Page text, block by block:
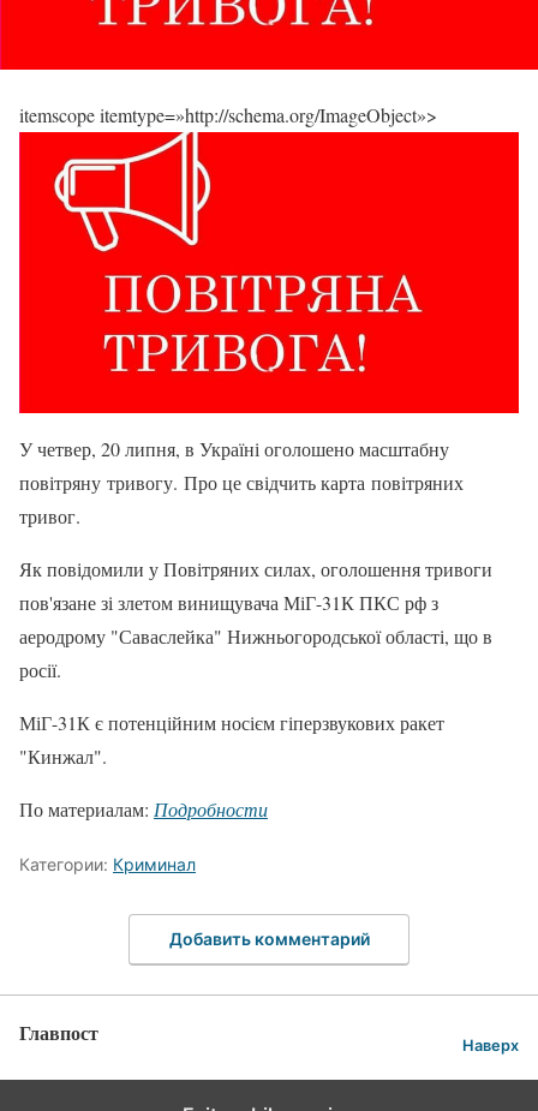
itemscope itemtype=»http://schema.org/ImageObject»>
У четвер, 20 липня, в Україні оголошено масштабну
повітряну тривогу. Про це свідчить карта повітряних
тривог.
Як повідомили у Повітряних силах, оголошення тривоги
пов'язане зі злетом винищувача МіГ-31К ПКС рф з
аеродрому "Саваслейка" Нижньогородської області, що в
росії.
МіГ-31К є потенційним носієм гіперзвукових ракет
"Кинжал".
По материалам: Подробности
Категории: Криминал
Добавить комментарий
Главпост Наверх